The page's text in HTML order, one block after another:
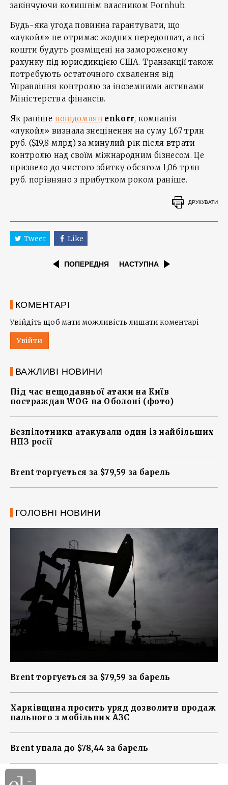
закінчуючи колишнім власником Pornhub.
Будь-яка угода повинна гарантувати, що
«лукойл» не отримає жодних передоплат, а всі
кошти будуть розміщені на замороженому
рахунку під юрисдикцією США. Транзакції також
потребують остаточного схвалення від
Управління контролю за іноземними активами
Міністерства фінансів.
Як раніше повідомляв enkorr, компанія
«лукойл» визнала знецінення на суму 1,67 трлн
руб. ($19,8 млрд) за минулий рік після втрати
контролю над своїм міжнародним бізнесом. Це
призвело до чистого збитку обсягом 1,06 трлн
руб. порівняно з прибутком роком раніше.
ДРУКУВАТИ
Tweet Like
ПОПЕРЕДНЯ НАСТУПНА
КОМЕНТАРІ
Увійдіть щоб мати можливість лишати коментарі
Увійти
ВАЖЛИВІ НОВИНИ
Під час нещодавньої атаки на Київ
постраждав WOG на Оболоні (фото)
Безпілотники атакували один із найбільших
НПЗ росії
Brent торгується за $79,59 за барель
ГОЛОВНІ НОВИНИ
Brent торгується за $79,59 за барель
Харківщина просить уряд дозволити продаж
пального з мобільних АЗС
Brent упала до $78,44 за барель